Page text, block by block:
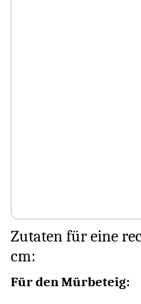
Zutaten für eine
cm:
Für den Mürbeteig: